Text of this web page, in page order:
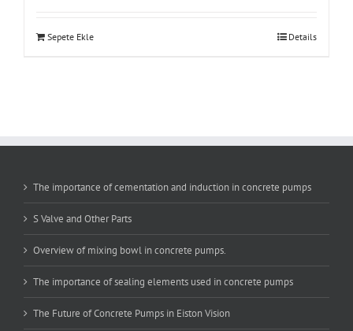
Sepete Ekle Details
The importance of cementation and induction in concrete pumps
S Valve and Other Parts
Overview of mixing bowl in concrete pumps.
The importance of sealing elements used in concrete pumps
The Future of Concrete Pumps in Eiston Vision